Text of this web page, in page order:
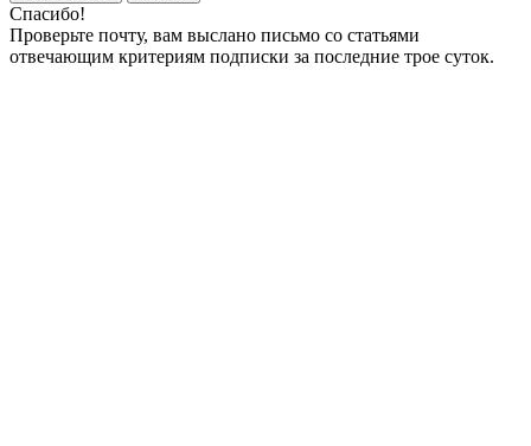
Спасибо!
Проверьте почту, вам выслано письмо со статьями
отвечающим критериям подписки за последние трое суток.